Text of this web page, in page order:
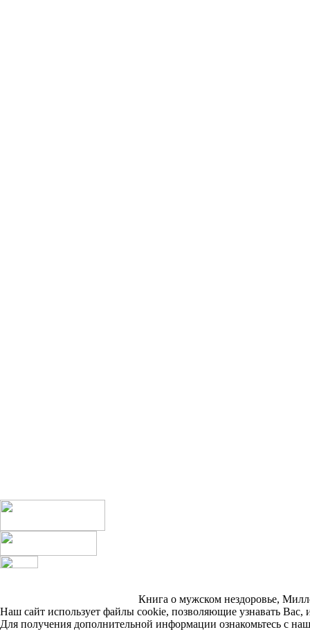
Книга о мужском нездоровье,
Наш сайт использует файлы cookie, позволяющие узнавать Вас,
Для получения дополнительной информации ознакомьтесь с